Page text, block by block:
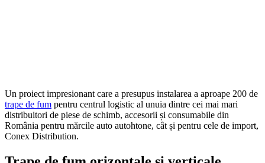
Un proiect impresionant care a presupus instalarea a aproape 200 de
trape de fum pentru centrul logistic al unuia dintre cei mai mari
distribuitori de piese de schimb, accesorii și consumabile din
România pentru mărcile auto autohtone, cât și pentru cele de import,
Conex Distribution.